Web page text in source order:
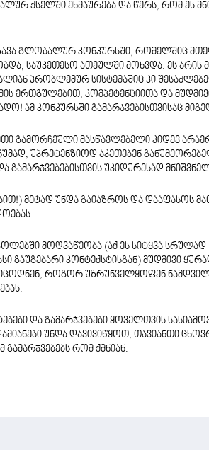
ქსელში ეხმაურება და წერს, რომ ეს
გლობალურ კონკურსში, რომელშიც
საუკეთესო ათეულში მოხვდა. ეს
პრობლემურ სისტემაშიც კი
ერთგულებით, კომპეტენციითა და
ამ კონკურსში გამარჯვებისთვისაც
გამორჩეული მასწავლებელი კიდევ
უპრეტენზიოდ აკეთებენ
გამარჯვებებისთვის უკიდურესად
მეტად უნდა გაიაზროს და დააფასოს
მოღვაწეობა (აქ ეს სიტყვა სრულად
გაუგებარი კონტექსტისგან) მუდმივი
იცოდნენ, როგორ უზრუნველყოფენ
და გამარჯვებები ყოველთვის
უნდა დავივიწყოთ, თავიანთი
რომ ქმნიან.